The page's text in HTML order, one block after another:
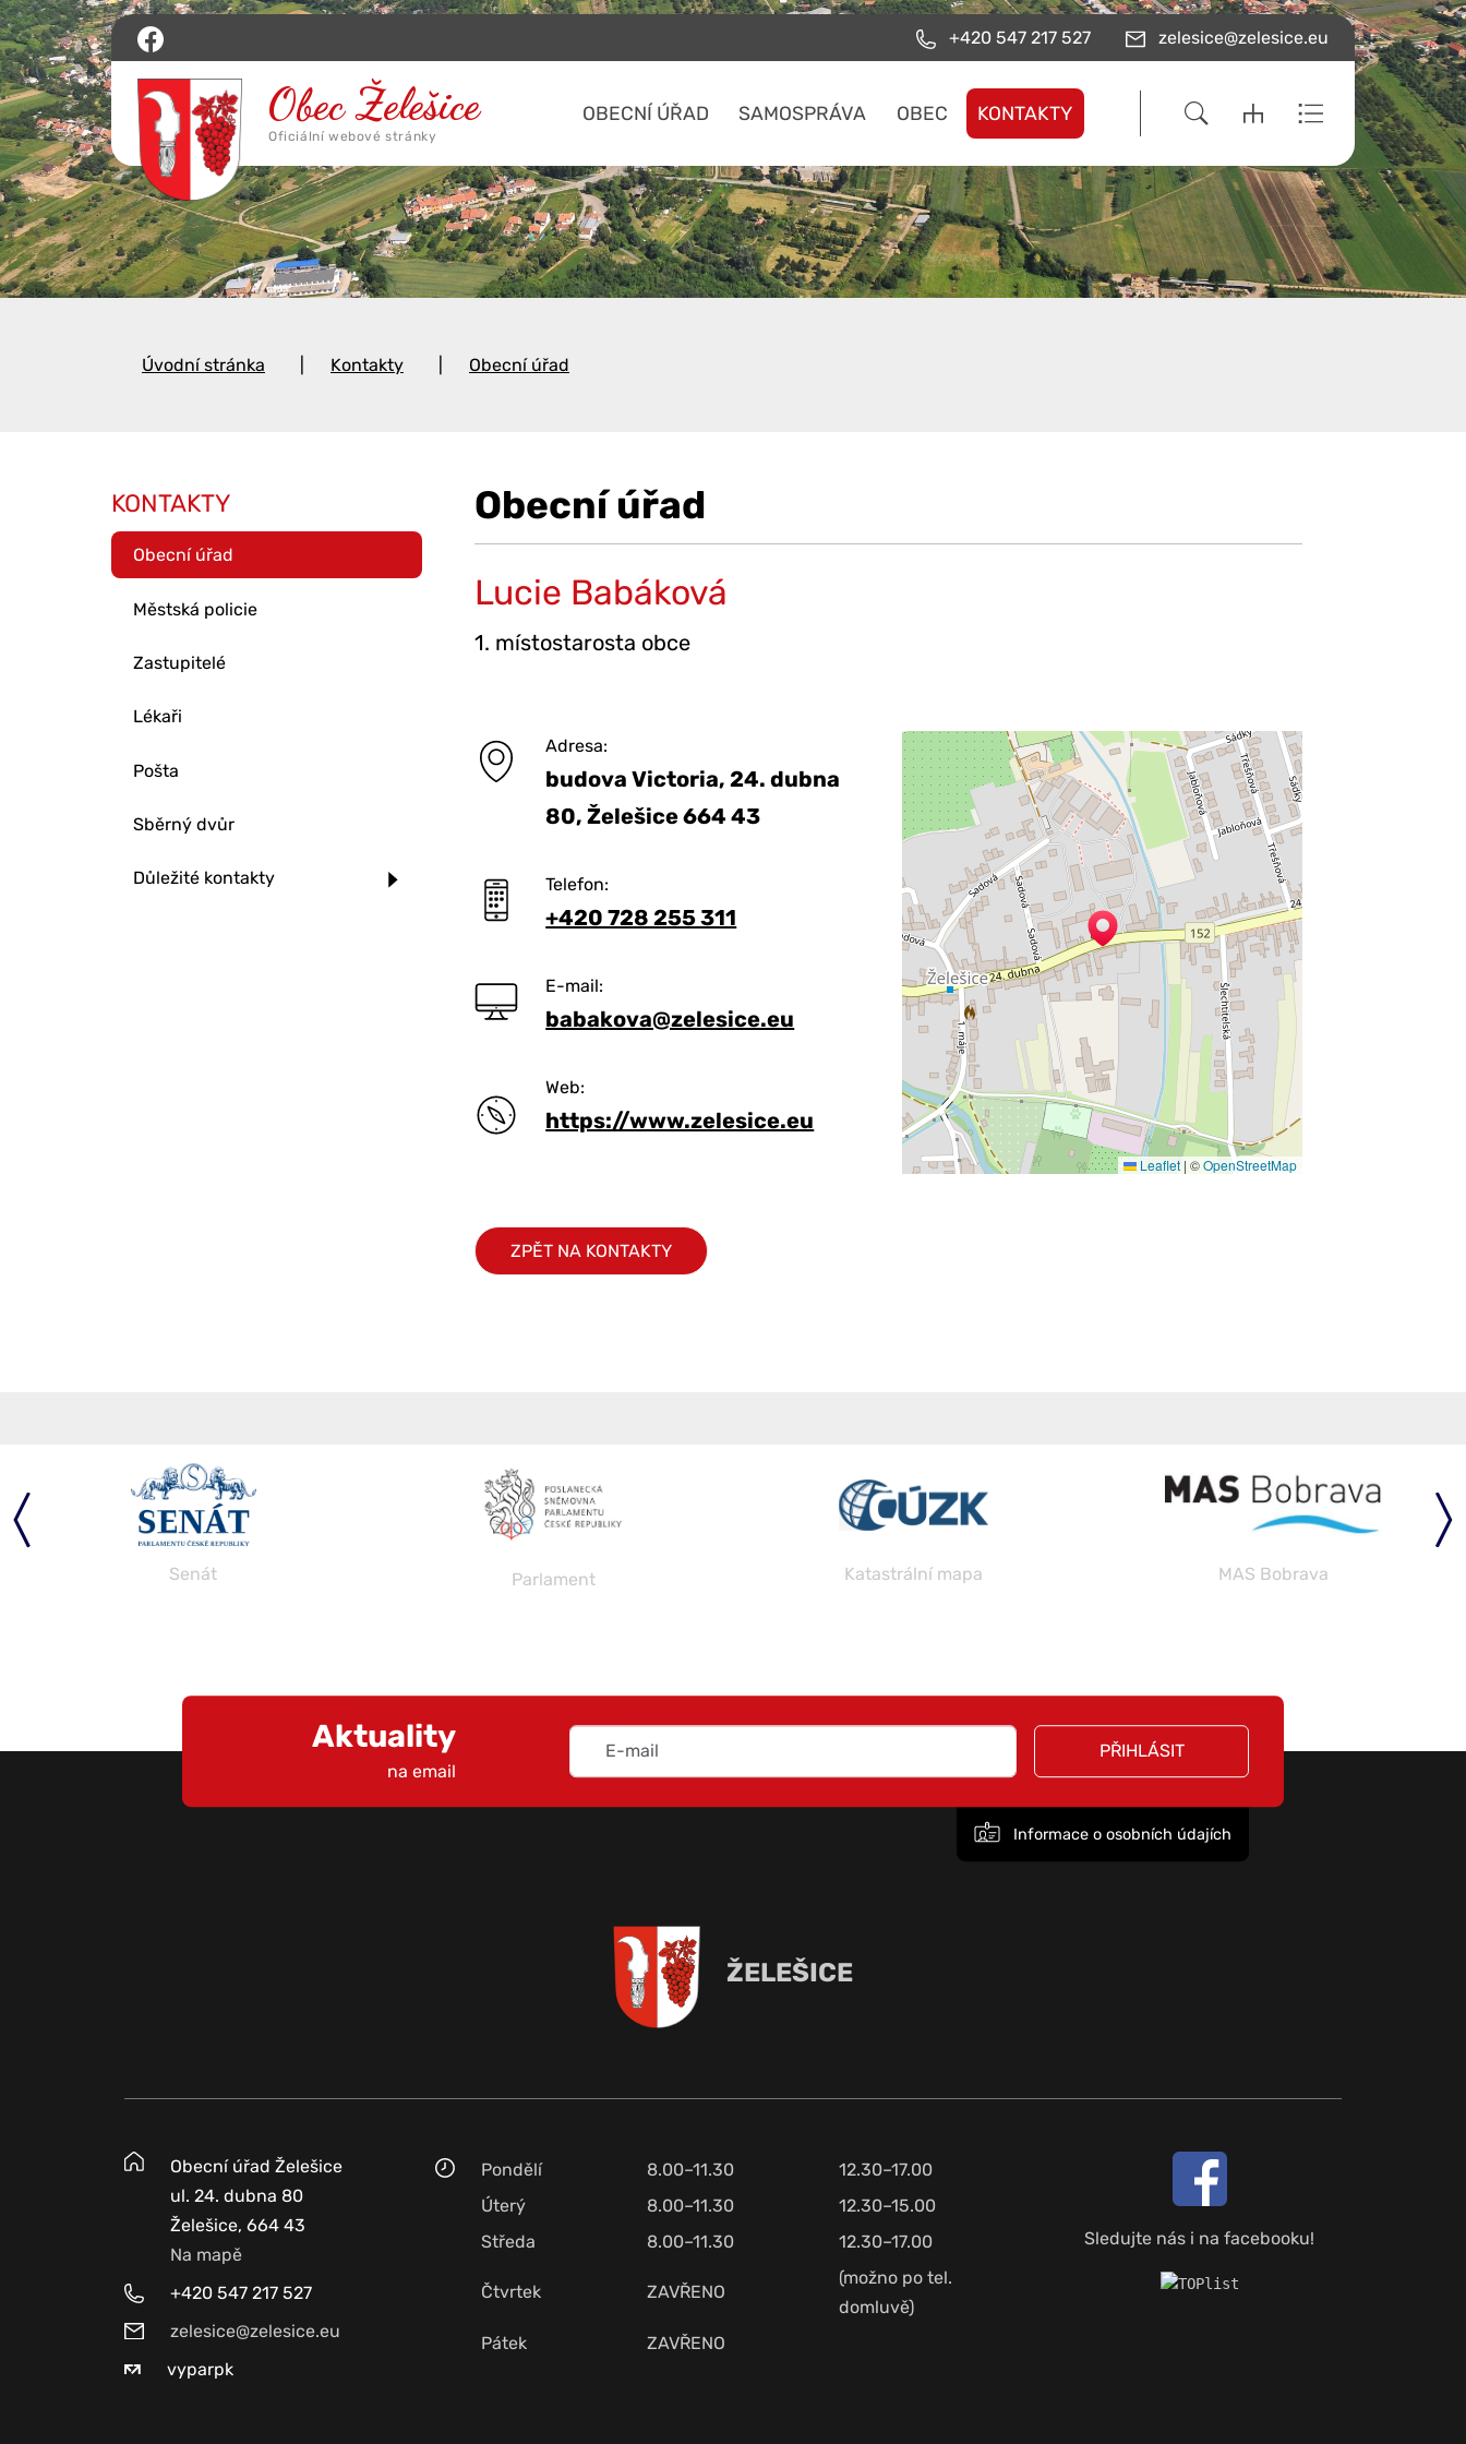
+420 547 217 527 zelesice@zelesice.eu
OBECNÍ ÚŘAD SAMOSPRÁVA OBEC KONTAKTY
Úvodní stránka Kontakty Obecní úřad
Obecní úřad
Lucie Babáková
1. místostarosta obce
Adresa:
budova Victoria, 24. dubna
80, Želešice 664 43
Telefon:
+420 728 255 311
E-mail:
babakova@zelesice.eu
Web:
https://www.zelesice.eu
Leaflet | ©OpenStreetMap
ZPĚT NA KONTAKTY
KONTAKTY
Obecní úřad
Městská policie
Zastupitelé
Lékaři
Pošta
Sběrný dvůr
Důležité kontakty
Senát Parlament Katastrální mapa MAS Bobrava
Aktuality
na email
PŘIHLÁSIT
Informace o osobních údajích
ŽELEŠICE
Obecní úřad Želešice
ul. 24. dubna 80
Želešice, 664 43
Na mapě
+420 547 217 527
zelesice@zelesice.eu
vyparpk
Pondělí 8.00–11.30
12.30–17.00
Úterý
8.00–11.30
12.30–15.00
Středa
8.00–11.30 12.30–17.00
Čtvrtek ZAVŘENO
(možno po tel.
domluvě)
Pátek
ZAVŘENO
Sledujte nás i na facebooku!